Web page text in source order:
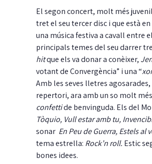
El segon concert, molt més
tret el seu tercer disc i que està
una música festiva a cavall entre
principals temes del seu darrer
hitque els va donar a conèixer,
votant de Convergència” i una “
Amb les seves lletres
repertori, ara amb un so molt
confettide benvinguda. Els del
Tòquio, Vull estar amb tu,
sonar En Peu de Guerra, Estels al
tema estrella: Rock’n roll. Estic
bones idees.